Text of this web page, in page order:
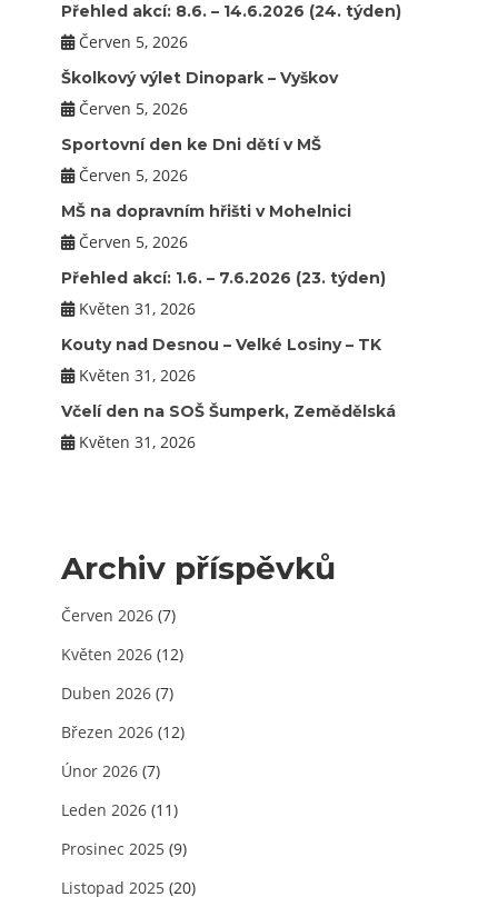
Přehled akcí: 8.6. – 14.6.2026 (24. týden)
Červen 5, 2026
Školkový výlet Dinopark – Vyškov
Červen 5, 2026
Sportovní den ke Dni dětí v MŠ
Červen 5, 2026
MŠ na dopravním hřišti v Mohelnici
Červen 5, 2026
Přehled akcí: 1.6. – 7.6.2026 (23. týden)
Květen 31, 2026
Kouty nad Desnou – Velké Losiny – TK
Květen 31, 2026
Včelí den na SOŠ Šumperk, Zemědělská
Květen 31, 2026
Archiv příspěvků
Červen 2026 (7)
Květen 2026 (12)
Duben 2026 (7)
Březen 2026 (12)
Únor 2026 (7)
Leden 2026 (11)
Prosinec 2025 (9)
Listopad 2025 (20)